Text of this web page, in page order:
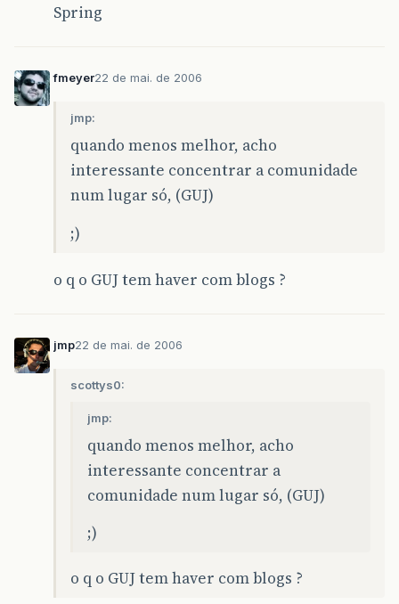
Spring
fmeyer22 de mai. de 2006
jmp:
quando menos melhor, acho
interessante concentrar a comunidade
num lugar só, (GUJ)
;)
o q o GUJ tem haver com blogs ?
jmp22 de mai. de 2006
scottys0:
jmp:
quando menos melhor, acho
interessante concentrar a
comunidade num lugar só, (GUJ)
;)
o q o GUJ tem haver com blogs ?